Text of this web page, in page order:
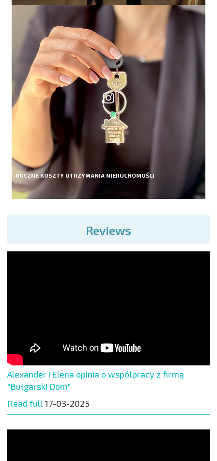
ROCZNE KOSZTY UTRZYMANIA NIERUCHOMOŚCI
Reviews
Alexander i Elena opinia o współpracy z firmą
"Bułgarski Dom"
Read full 17-03-2025